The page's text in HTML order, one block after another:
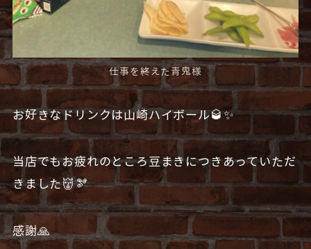
仕事を終えた青鬼様
お好きなドリンクは山崎ハイボール🥃✨
当店でもお疲れのところ豆まきにつきあっていただ
きました👹🫘
感謝🙏